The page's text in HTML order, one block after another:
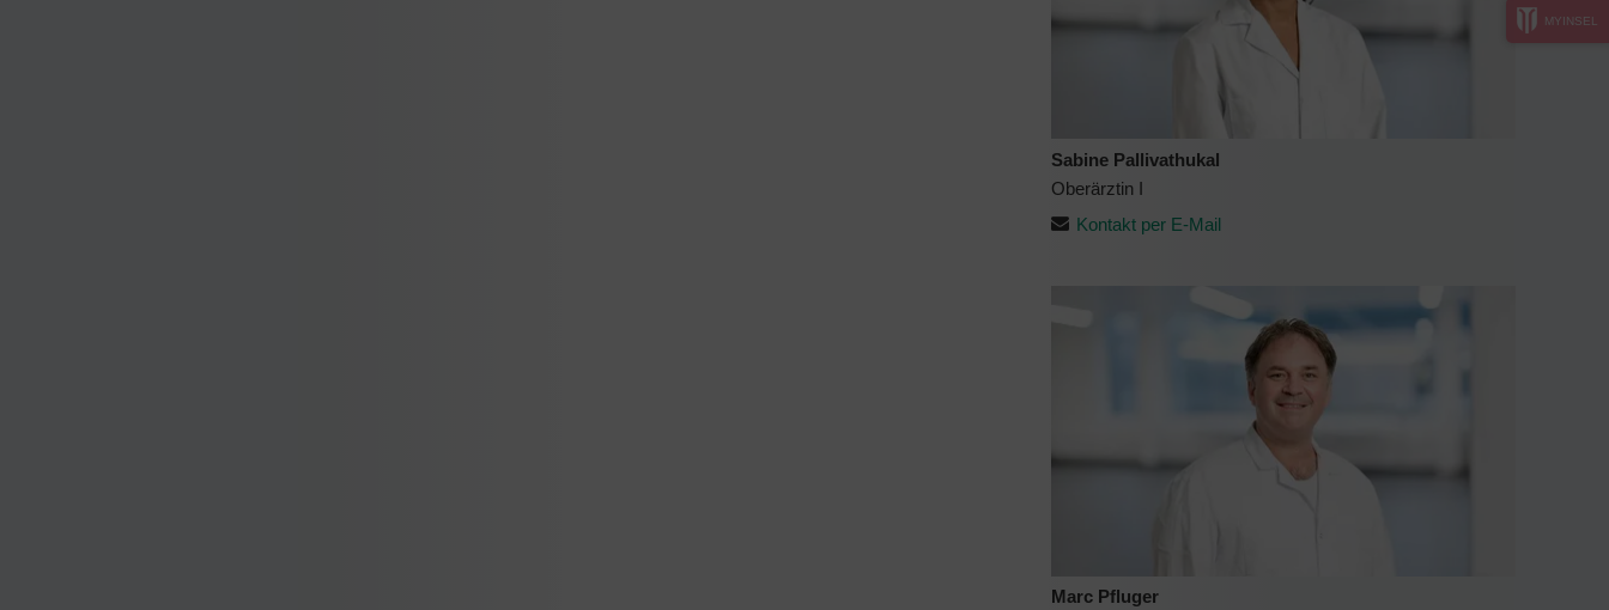
MYINSEL
Sabine Pallivathukal
Oberärztin I
Kontakt per E-Mail
Marc Pfluger